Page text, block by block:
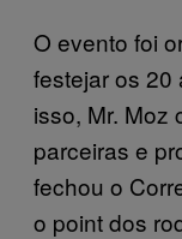
O evento foi
festejar os 20
isso, Mr. Moz
parceiras e
fechou o
o point dos